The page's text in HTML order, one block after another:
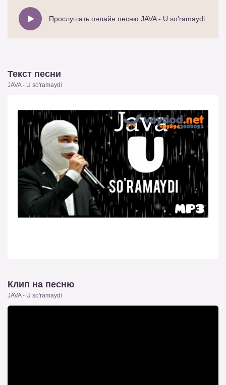
Прослушать онлайн песню JAVA - U so'ramaydi
Текст песни
JAVA - U so'ramaydi
Клип на песню
JAVA - U so'ramaydi